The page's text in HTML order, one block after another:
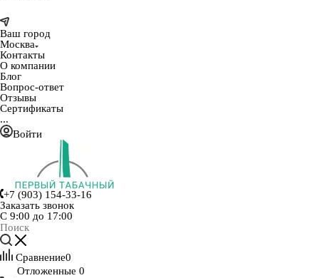
Ваш город
Москва
Контакты
О компании
Блог
Вопрос-ответ
Отзывы
Сертификаты
...
Войти
+7 (903) 154-33-16
Заказать звонок
С 9:00 до 17:00
Сравнение0
Отложенные 0